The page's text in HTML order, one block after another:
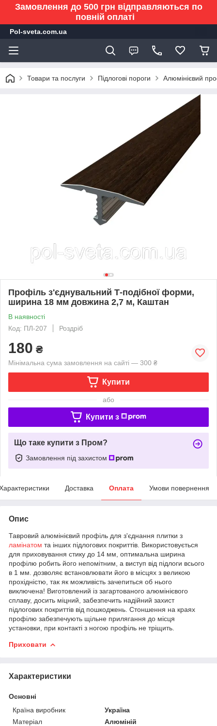
Замовлення до 500 грн відправляються по
повній оплаті
Pol-sveta.com.ua
Товари та послуги Підлогові пороги Алюмінієвий
Профіль з'єднувальний Т-подібної форми,
ширина 18 мм довжина 2,7 м, Каштан
В наявності
Код: ПЛ-207
Роздріб
180 ₴
Мінімальна сума замовлення на сайті — 300 ₴
Купити
або
Купити з
Що таке купити з Пром?
Замовлення під захистом
Доставка Оплата Умови повернення
Опис
Тавровий алюмінієвий профіль для з'єднання плитки з
ламінатом та інших підлогових покриттів. Використовується
для приховування стику до 14 мм, оптимальна ширина
профілю робить його непомітним, а виступ від підлоги всього
в 1 мм. дозволяє встановлювати його в місцях з великою
прохідністю, так як можливість зачепиться об нього
виключена! Виготовлений із загартованого алюмінієвого
сплаву, досить міцний, забезпечить надійний захист
підлогових покриттів від пошкоджень. Стоншення на краях
профілю забезпечують щільне прилягання до місця
установки, при контакті з ногою профіль не тріщить.
Приховати
Характеристики
Основні
Країна виробник
Україна
Матеріал
Алюміній